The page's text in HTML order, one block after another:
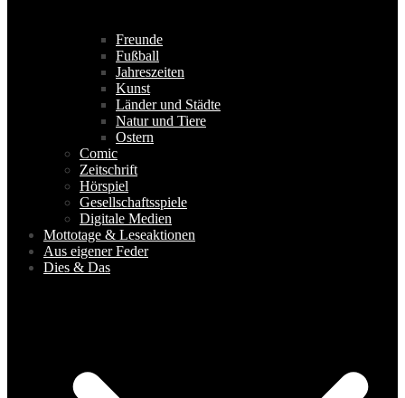
Freunde
Fußball
Jahreszeiten
Kunst
Länder und Städte
Natur und Tiere
Ostern
Comic
Zeitschrift
Hörspiel
Gesellschaftsspiele
Digitale Medien
Mottotage & Leseaktionen
Aus eigener Feder
Dies & Das